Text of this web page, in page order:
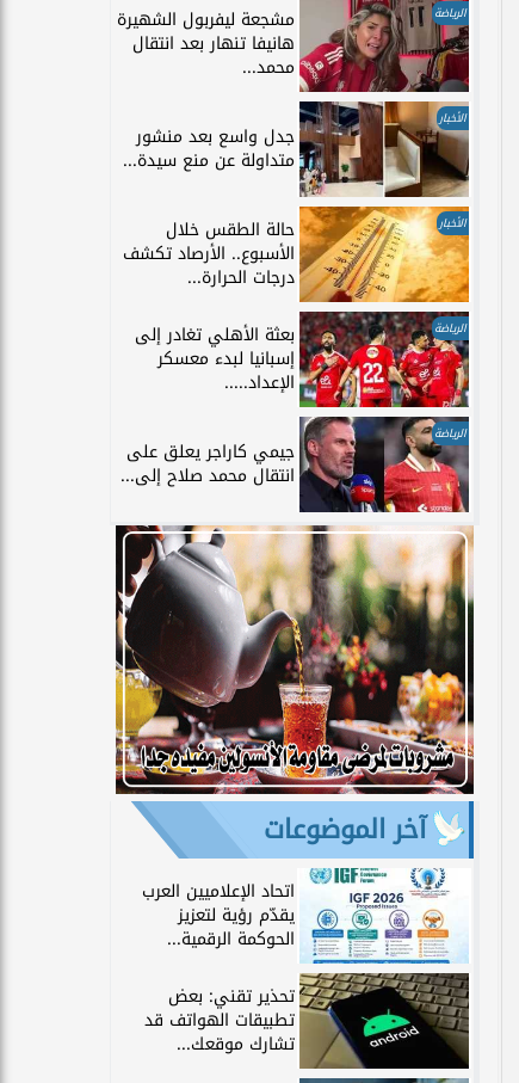
الرياضة مشجعة ليفربول الشهيرة
هانيفا تنهار بعد انتقال
محمد...
الأخبار
جدل واسع بعد منشور
متداولة عن منع سيدة...
الأخبار حالة الطقس خلال
الأسبوع.. الأرصاد تكشف
درجات الحرارة...
الرياضة بعثة الأهلي تغادر إلى
إسبانيا لبدء معسكر
الإعداد.....
الرياضة
جيمي كاراجر يعلق على
انتقال محمد صلاح إلى...
آخر الموضوعات
اتحاد الإعلاميين العرب
يقدّم رؤية لتعزيز
الحوكمة الرقمية...
تحذير تقني: بعض
تطبيقات الهواتف قد
تشارك موقعك...